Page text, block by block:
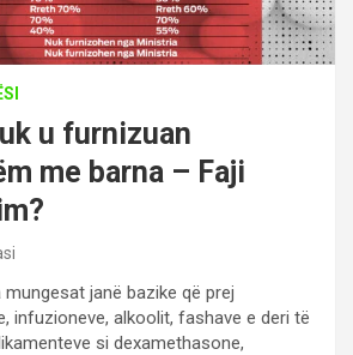
u furnizuan
me barna – Faji
janë bazike që prej
infuzioneve, alkoolit, fashave e deri të
si dexamethasone,